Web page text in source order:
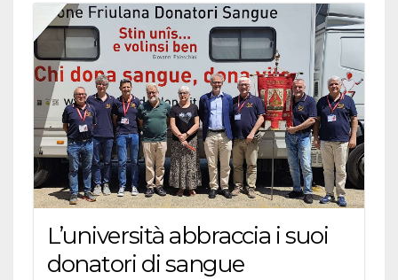
L’università abbraccia i suoi
donatori di sangue